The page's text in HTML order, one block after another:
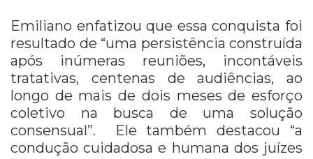
Emiliano enfatizou que essa conquista foi
resultado de “uma persistência construída
após inúmeras reuniões, incontáveis
tratativas, centenas de audiências, ao
longo de mais de dois meses de esforço
coletivo na busca de uma solução
consensual”. Ele também destacou “a
condução cuidadosa e humana dos juízes